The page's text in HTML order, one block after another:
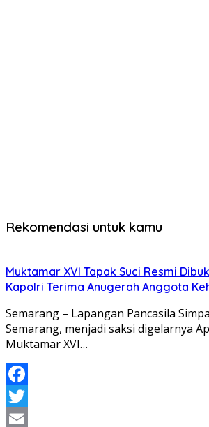
Rekomendasi untuk kamu
Muktamar XVI Tapak Suci Resmi
Kapolri Terima Anugerah Anggota
Semarang – Lapangan Pancasila
Semarang, menjadi saksi digelarnya
Muktamar XVI…
Facebook
Twitter